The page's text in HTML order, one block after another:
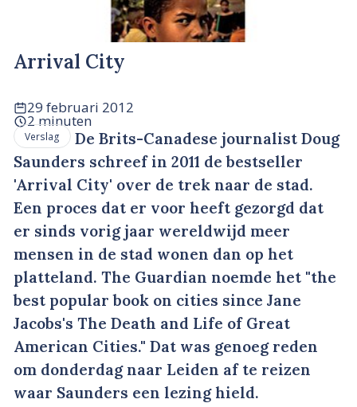
Arrival City
29 februari 2012
2 minuten
Verslag
De Brits-Canadese journalist Doug
Saunders schreef in 2011 de bestseller
'Arrival City' over de trek naar de stad.
Een proces dat er voor heeft gezorgd dat
er sinds vorig jaar wereldwijd meer
mensen in de stad wonen dan op het
platteland. The Guardian noemde het "the
best popular book on cities since Jane
Jacobs's The Death and Life of Great
American Cities." Dat was genoeg reden
om donderdag naar Leiden af te reizen
waar Saunders een lezing hield.